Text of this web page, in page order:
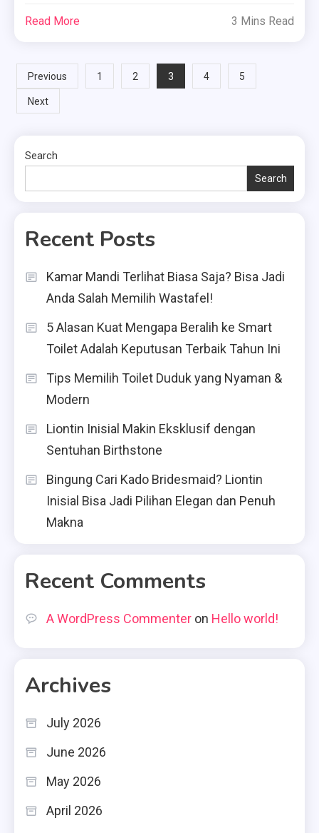
Read More 3 Mins Read
Posts
pagination
Previous 1 2 3 4 5
Next
Search
Search
Recent Posts
Kamar Mandi Terlihat Biasa Saja? Bisa Jadi
Anda Salah Memilih Wastafel!
5 Alasan Kuat Mengapa Beralih ke Smart
Toilet Adalah Keputusan Terbaik Tahun Ini
Tips Memilih Toilet Duduk yang Nyaman &
Modern
Liontin Inisial Makin Eksklusif dengan
Sentuhan Birthstone
Bingung Cari Kado Bridesmaid? Liontin
Inisial Bisa Jadi Pilihan Elegan dan Penuh
Makna
Recent Comments
A WordPress Commenter on Hello world!
Archives
July 2026
June 2026
May 2026
April 2026